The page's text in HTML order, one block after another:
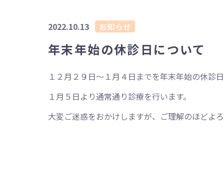
2022.10.13 お知らせ
年末年始の休診日について
１２月２９日～１月４日までを年末年始の休診
１月５日より通常通り診療を行います。
大変ご迷惑をおかけしますが、ご理解のほどよ